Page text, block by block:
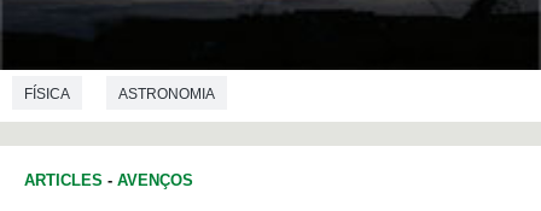
FÍSICA ASTRONOMIA
ARTICLES - AVENÇOS